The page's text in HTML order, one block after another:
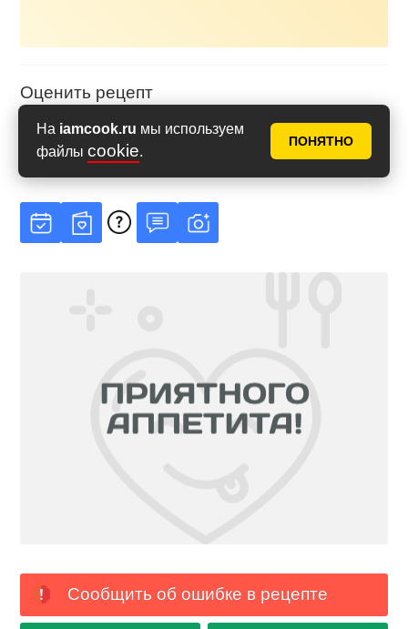
На iamcook.ru мы используем
файлы cookie.
ПОНЯТНО
Оценить рецепт
Рейтинг4.83из5
на основе
Сообщить об ошибке в рецепте